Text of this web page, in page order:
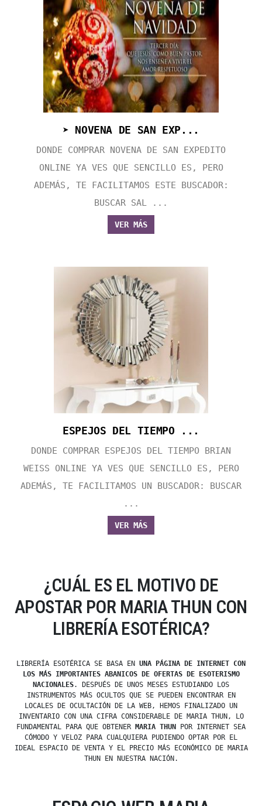
➤ NOVENA DE SAN EXP...
DONDE COMPRAR NOVENA DE SAN EXPEDITO
ONLINE YA VES QUE SENCILLO ES, PERO
ADEMÁS, TE FACILITAMOS ESTE BUSCADOR:
BUSCAR SAL ...
VER MÁS
ESPEJOS DEL TIEMPO ...
DONDE COMPRAR ESPEJOS DEL TIEMPO BRIAN
WEISS ONLINE YA VES QUE SENCILLO ES, PERO
ADEMÁS, TE FACILITAMOS UN BUSCADOR: BUSCAR
...
VER MÁS
¿CUÁL ES EL MOTIVO DE
APOSTAR POR MARIA THUN CON
LIBRERÍA ESOTÉRICA?
LIBRERÍA ESOTÉRICA SE BASA EN UNA PÁGINA DE INTERNET CON
LOS MÁS IMPORTANTES ABANICOS DE OFERTAS DE ESOTERISMO
NACIONALES. DESPUÉS DE UNOS MESES ESTUDIANDO LOS
INSTRUMENTOS MÁS OCULTOS QUE SE PUEDEN ENCONTRAR EN
LOCALES DE OCULTACIÓN DE LA WEB, HEMOS FINALIZADO UN
INVENTARIO CON UNA CIFRA CONSIDERABLE DE MARIA THUN, LO
FUNDAMENTAL PARA QUE OBTENER
MARIA THUN
POR INTERNET SEA
CÓMODO Y VELOZ PARA CUALQUIERA PUDIENDO OPTAR POR EL
IDEAL ESPACIO DE VENTA Y EL PRECIO MÁS ECONÓMICO DE MARIA
THUN EN NUESTRA NACIÓN.